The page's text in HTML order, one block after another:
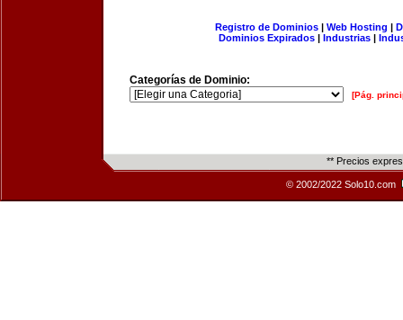
Registro de Dominios| Web Hosting |
Dominios Expirados | Industrias |
Categorías de Dominio:
[Pág.
** Precios
© 2002/2022 Solo10.com